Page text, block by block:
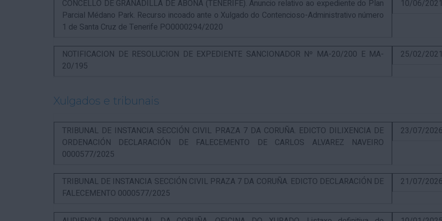
CONCELLO DE GRANADILLA DE ABONA (TENERIFE). Anuncio relativo ao expediente do Plan
Parcial Médano Park. Recurso incoado ante o Xulgado do Contencioso-Administrativo número
1 de Santa Cruz de Tenerife PO0000294/2020
10/06/
NOTIFICACION DE RESOLUCION DE EXPEDIENTE SANCIONADOR Nº MA-20/200 E MA-
20/195
25/02/
Xulgados e tribunais
TRIBUNAL DE INSTANCIA SECCIÓN CIVIL PRAZA 7 DA CORUÑA. EDICTO DILIXENCIA DE
ORDENACIÓN DECLARACIÓN DE FALECEMENTO DE CARLOS ALVAREZ NAVEIRO
0000577/2025
23/07/
TRIBUNAL DE INSTANCIA SECCIÓN CIVIL PRAZA 7 DA CORUÑA. EDICTO DECLARACIÓN DE
FALECEMENTO 0000577/2025
21/07/